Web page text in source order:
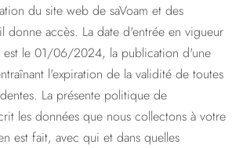
du site web de saVoam et des
donne accès. La date d'entrée en vigueur
est le 01/06/2024, la publication d'une
l'expiration de la validité de toutes
La présente politique de
les données que nous collectons à votre
est fait, avec qui et dans quelles